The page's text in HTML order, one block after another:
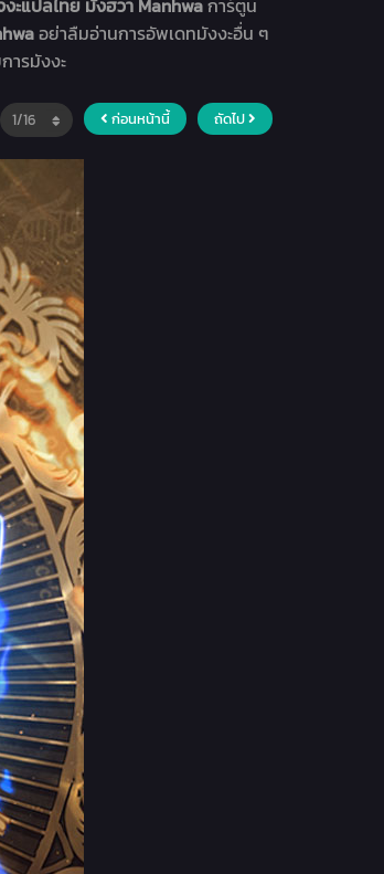
ะแปลไทย มังฮวา Manhwaการ์ตูน
อย่าลืมอ่านการอัพเดทมังงะอื่น ๆ
ารมังงะ
ก่อนหน้านี้ ถัดไป